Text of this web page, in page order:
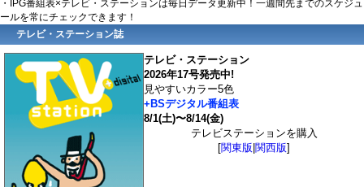
・IPG番組表×テレビ・ステーションは毎日データ更新中！一週間先までのスケジュ
ールを常にチェックできます！
テレビ・ステーション誌
テレビ・ステーション
2026年17号発売中!
見やすいカラー5色
+BSデジタル番組表
8/1(土)〜8/14(金)
テレビステーションを購入
[関東版 関西版]